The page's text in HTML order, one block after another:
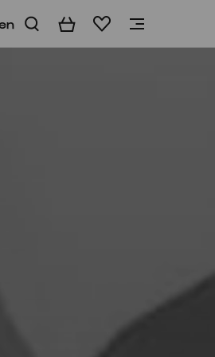
WarenkorbMerkliste